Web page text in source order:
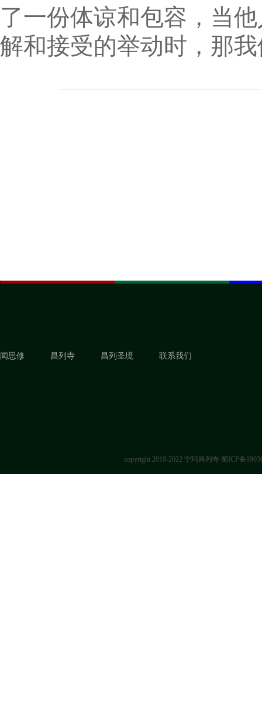
了一份体谅和包容，当
解和接受的举动时，那
闻思修 昌列寺 昌列圣境 联系我们
copyright 2019-2022 宁玛昌列寺 蜀ICP备